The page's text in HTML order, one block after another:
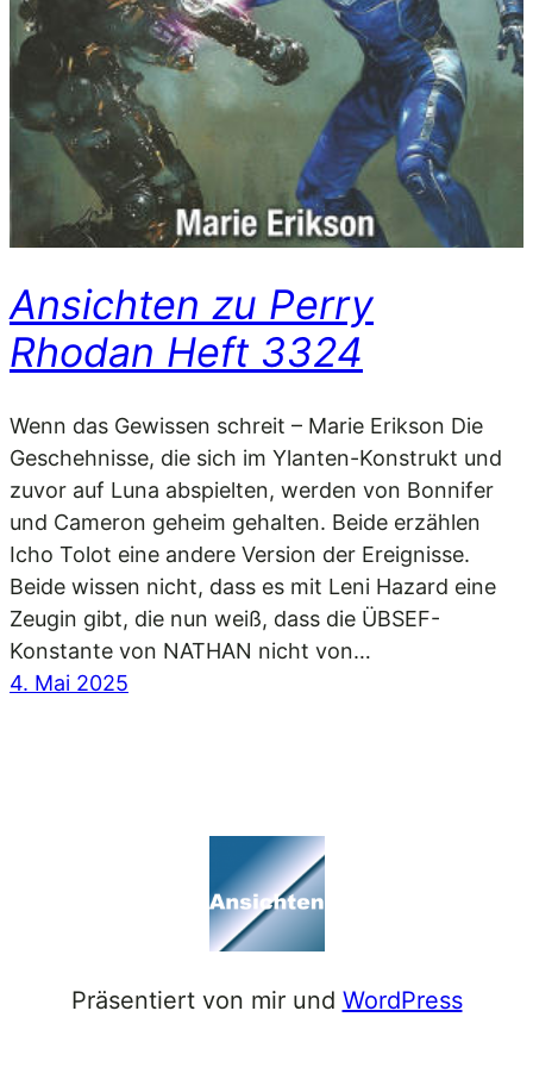
Ansichten zu Perry
Rhodan Heft 3324
Wenn das Gewissen schreit – Marie Erikson Die
Geschehnisse, die sich im Ylanten-Konstrukt und
zuvor auf Luna abspielten, werden von Bonnifer
und Cameron geheim gehalten. Beide erzählen
Icho Tolot eine andere Version der Ereignisse.
Beide wissen nicht, dass es mit Leni Hazard eine
Zeugin gibt, die nun weiß, dass die ÜBSEF-
Konstante von NATHAN nicht von…
4. Mai 2025
Präsentiert von mir und WordPress